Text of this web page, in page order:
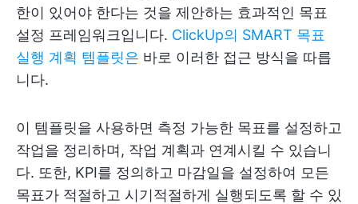
한이 있어야 한다는 것을 제안하는 효과적인 목표
설정 프레임워크입니다. ClickUp의 SMART 목표
실행 계획 템플릿은 바로 이러한 접근 방식을 따릅
니다.
이 템플릿을 사용하면 측정 가능한 목표를 설정하고
작업을 정리하며, 작업 계획과 연계시킬 수 있습니
다. 또한, KPI를 정의하고 마감일을 설정하여 모든
목표가 적절하고 시기적절하게 실행되도록 할 수 있